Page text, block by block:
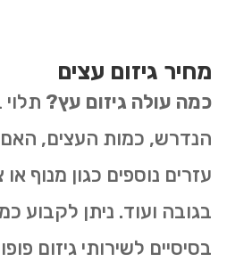
מחיר גיזום עצים
כמה עולה גיזום עץ? תלוי
הנדרש, כמות העצים,
עזרים נוספים כגון מנוף
בגובה ועוד. ניתן לקבוע
בסיסיים לשירותי גיזום